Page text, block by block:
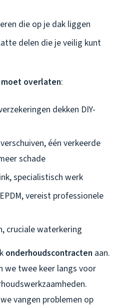
die op je dak liggen
delen die je veilig kunt
overlaten:
dekken DIY-
één verkeerde
schade
specialistisch werk
vereist professionele
cruciale waterkering
onderhoudscontracten aan.
we twee keer langs voor
vangen problemen op